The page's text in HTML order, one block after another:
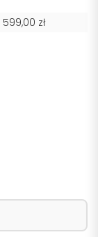
599,00 zł